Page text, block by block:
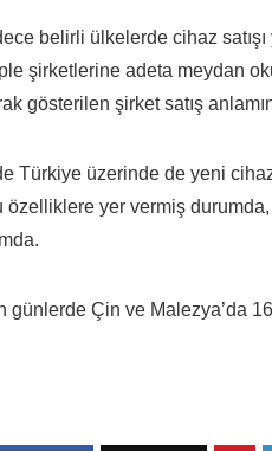
belirli ülkelerde cihaz
şirketlerine adeta meydan
gösterilen şirket satış
Türkiye üzerinde de yeni
yer vermiş
günlerde Çin ve Malezya’da